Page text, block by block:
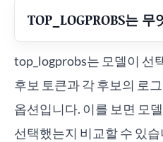
TOP_LOGPROBS는
top_logprobs는 모델이 선
후보 토큰과 각 후보의 로
옵션입니다. 이를 보면 모
선택했는지 비교할 수 있습